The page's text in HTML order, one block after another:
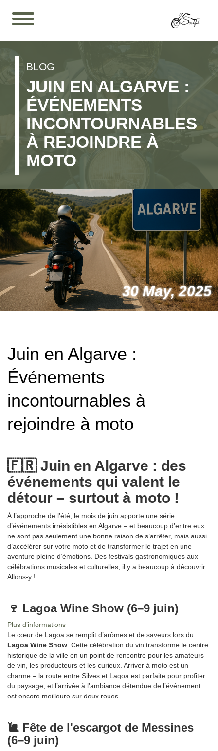
BLOG
JUIN EN ALGARVE :
ÉVÉNEMENTS
INCONTOURNABLES
À REJOINDRE À
MOTO
30 May, 2025
Juin en Algarve :
Événements
incontournables à
rejoindre à moto
🇫🇷 Juin en Algarve : des
événements qui valent le
détour – surtout à moto !
À l’approche de l’été, le mois de juin apporte une série
d’événements irrésistibles en Algarve – et beaucoup d’entre eux
ne sont pas seulement une bonne raison de s’arrêter, mais aussi
d’accélérer sur votre moto et de transformer le trajet en une
aventure pleine d’émotions. Des festivals gastronomiques aux
célébrations musicales et culturelles, il y a beaucoup à découvrir.
Allons-y !
🍷 Lagoa Wine Show (6–9 juin)
Plus d’informations
Le cœur de Lagoa se remplit d’arômes et de saveurs lors du
Lagoa Wine Show . Cette célébration du vin transforme le centre
historique de la ville en un point de rencontre pour les amateurs
de vin, les producteurs et les curieux. Arriver à moto est un
charme – la route entre Silves et Lagoa est parfaite pour profiter
du paysage, et l’arrivée à l’ambiance détendue de l’événement
est encore meilleure sur deux roues.
🐌 Fête de l'escargot de Messines
(6–9 juin)